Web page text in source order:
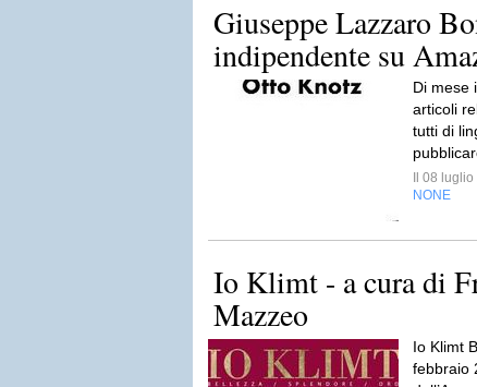
Giuseppe Lazzaro
indipendente su
Di mese
articoli
tutti di
Il 08
NONE
Io Klimt - a cura di
Mazzeo
Io Klimt
febbraio